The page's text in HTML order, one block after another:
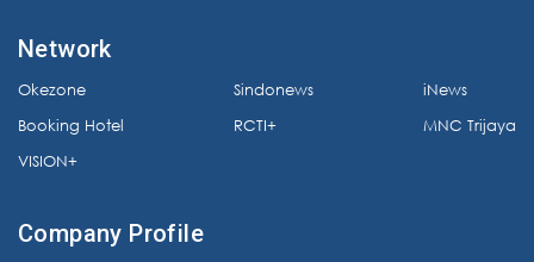
Network
Okezone
Booking Hotel
VISION+
Sindonews
RCTI+
iNews
MNC Trijaya
Company Profile